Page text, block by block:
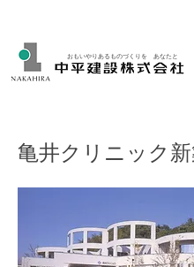
おもいやりあるものづくりを あなたと
亀井クリニック